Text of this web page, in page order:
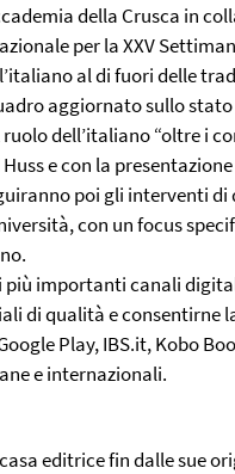
della Crusca in
per la XXV
al di fuori delle
aggiornato sullo
dell’italiano “oltre i
e con la
poi gli interventi
con un focus
più importanti canali
di qualità e consentirne
Play, IBS.it, Kobo
e internazionali.
editrice fin dalle sue